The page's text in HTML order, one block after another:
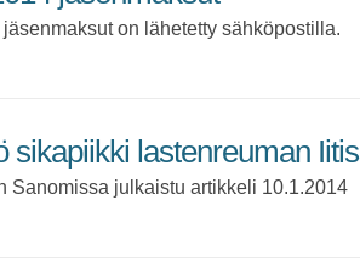
on lähetetty sähköpostilla.
sikapiikki lastenreuman
Sanomissa julkaistu artikkeli 10.1.2014